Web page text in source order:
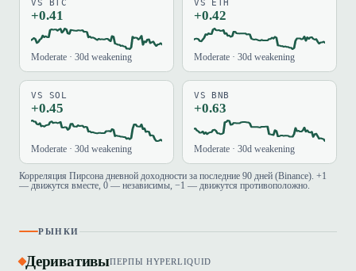
VS BTC
+0.41
Moderate · 30d weakening
VS ETH
+0.42
Moderate · 30d weakening
VS SOL
+0.45
Moderate · 30d weakening
VS BNB
+0.63
Moderate · 30d weakening
Корреляция Пирсона дневной доходности за последние 90 дней (Binance). +1
— движутся вместе, 0 — независимы, −1 — движутся противоположно.
РЫНКИ
ДеривативыПЕРПЫ HYPERLIQUID